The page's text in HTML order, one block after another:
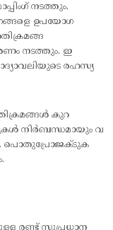
നടത്തും.
ഉപയോഗ
നടത്തും. ഇ
രഹസ്യ
കുറ
നിര്‍ബന്ധമായും വ
പൊതുപ്രോജക്ടുക
രണ്ട് സുപ്രധാന